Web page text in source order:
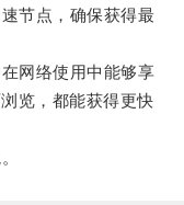
节点，确保获得最
网络使用中能够享
览，都能获得更快